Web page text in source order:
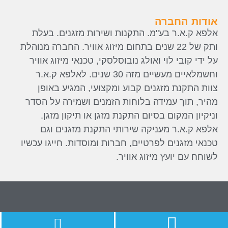
התקנות ושירות מזגנים. בעלת
22 שנים בתחום מיזוג אוויר. החברה מנוהלת
נובוסלסקי, טכנאי מיזוג אוויר
וחשמלאיים מעשיים מזה 30 שנים. לאלפא ק.א.ר
קבוע ומקצועי, המגיע באופן
בלוחות הזמנים ושמירה על הסדר
התקנת מזגן או תיקון מזגן.
שירותי התקנת מזגנים וגם
חברות ומוסדות. חייגו עכשיו
אוויר.